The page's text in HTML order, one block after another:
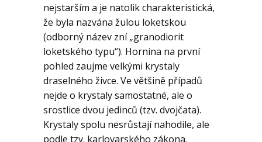
nejstarším a je natolik charakteristická,
že byla nazvána žulou loketskou
(odborný název zní „granodiorit
loketského typu“). Hornina na první
pohled zaujme velkými krystaly
draselného živce. Ve většině případů
nejde o krystaly samostatné, ale o
srostlice dvou jedinců (tzv. dvojčata).
Krystaly spolu nesrůstají nahodile, ale
podle tzv. karlovarského zákona.